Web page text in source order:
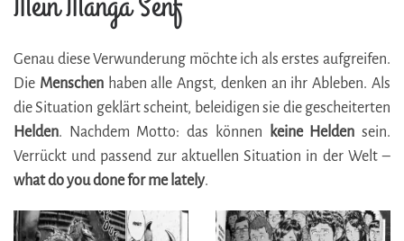
Genau diese Verwunderung möchte ich als erstes aufgreifen.
Die Menschenhaben alle Angst, denken an ihr Ableben. Als
die Situation geklärt scheint, beleidigen sie die gescheiterten
Helden. Nachdem Motto: das können keine Helden sein.
Verrückt und passend zur aktuellen Situation in der Welt –
what do you done for me lately.